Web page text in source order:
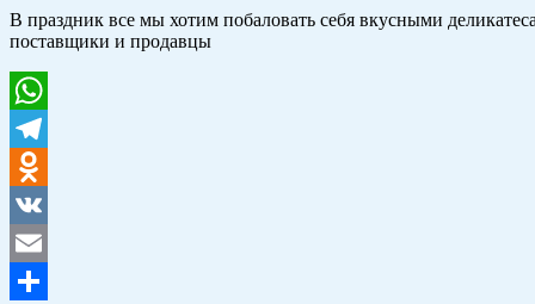
В праздник все мы хотим побаловать себя вкусными
поставщики и продавцы
WhatsApp
Telegram
Odnoklassniki
VK
Email